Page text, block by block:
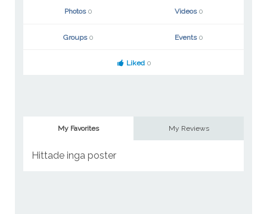
Photos 0 Videos 0
Groups 0 Events 0
Liked 0
My Favorites My Reviews
Hittade inga poster